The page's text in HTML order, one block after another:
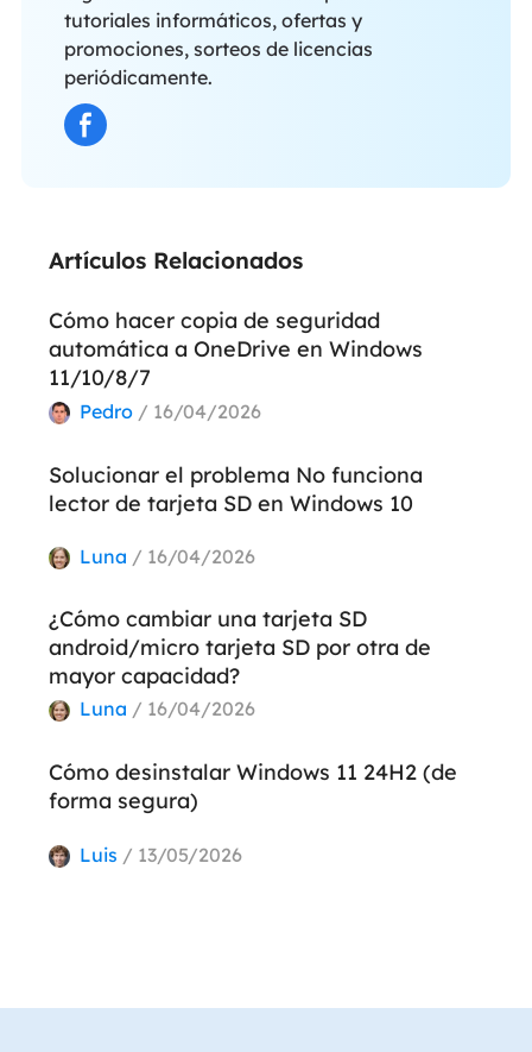
tutoriales informáticos, ofertas y
promociones, sorteos de licencias
periódicamente.
Artículos Relacionados
Cómo hacer copia de seguridad
automática a OneDrive en Windows
11/10/8/7
Pedro / 16/04/2026
Solucionar el problema No funciona
lector de tarjeta SD en Windows 10
Luna / 16/04/2026
¿Cómo cambiar una tarjeta SD
android/micro tarjeta SD por otra de
mayor capacidad?
Luna / 16/04/2026
Cómo desinstalar Windows 11 24H2 (de
forma segura)
Luis / 13/05/2026